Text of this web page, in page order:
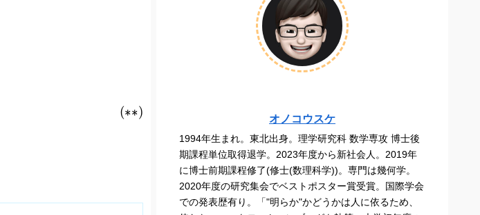
(∗∗) オノコウスケ
1994年生まれ。東北出身。理学研究科 数学専攻 博士後
期課程単位取得退学。2023年度から新社会人。2019年
に博士前期課程修了(修士(数理科学))。専門は幾何学。
2020年度の研究集会でベストポスター賞受賞。国際学会
での発表歴有り。「"明らか"かどうかは人に依るため、